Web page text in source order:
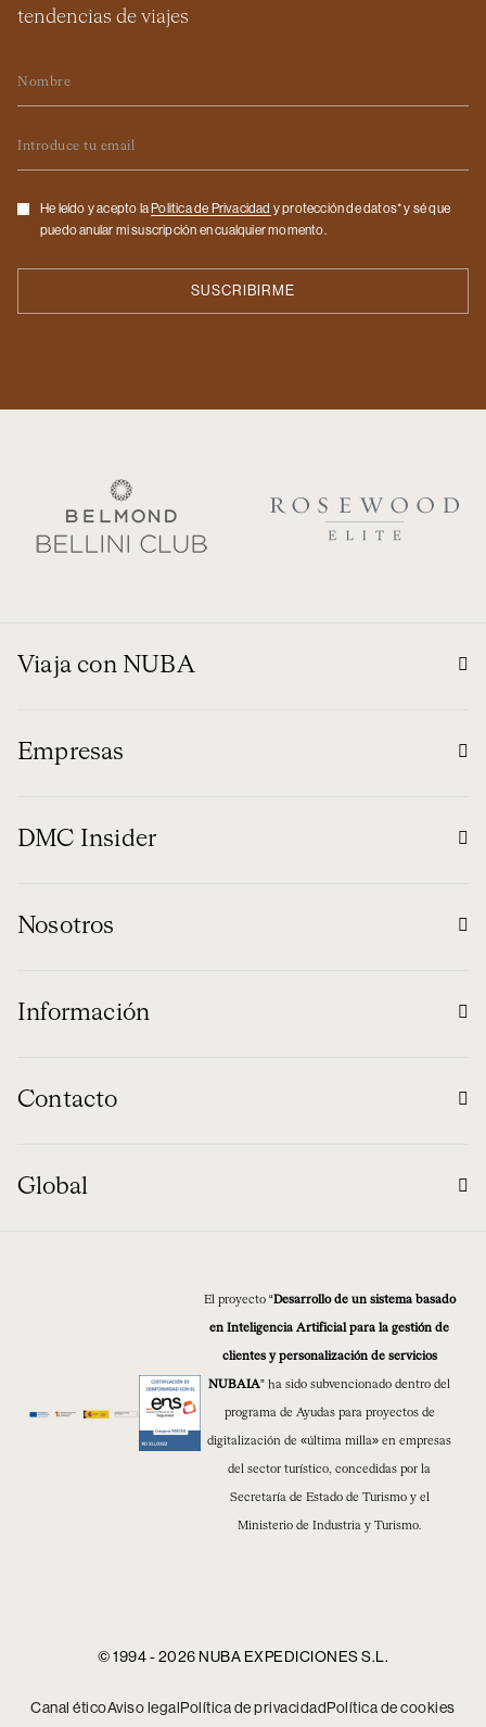
tendencias de viajes
Checkbox
He leído y acepto la Politica de Privacidad y protección de datos* y sé que
puedo anular mi suscripción en cualquier momento.
Viaja con NUBA
Empresas
DMC Insider
Nosotros
Información
Contacto
Global
El proyecto “Desarrollo de un sistema basado
en Inteligencia Artificial para la gestión de
clientes y personalización de servicios
NUBAIA” ha sido subvencionado dentro del
programa de Ayudas para proyectos de
digitalización de «última milla» en empresas
del sector turístico, concedidas por la
Secretaría de Estado de Turismo y el
Ministerio de Industria y Turismo.
© 1994 - 2026 NUBA EXPEDICIONES S.L.
Canal éticoAviso legal Política de privacidad Política de cookies